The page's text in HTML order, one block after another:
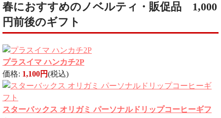
春におすすめのノベルティ・販促品 1,000
円前後のギフト
プラスイマ ハンカチ2P
価格: 1,100円(税込)
スターバックス オリガミ パーソナルドリップコーヒーギフ